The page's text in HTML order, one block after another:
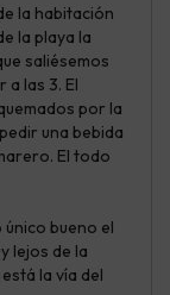
la habitación
la playa la
saliésemos
a las 3. El
por la
una bebida
El todo
bueno el
lejos de la
la vía del